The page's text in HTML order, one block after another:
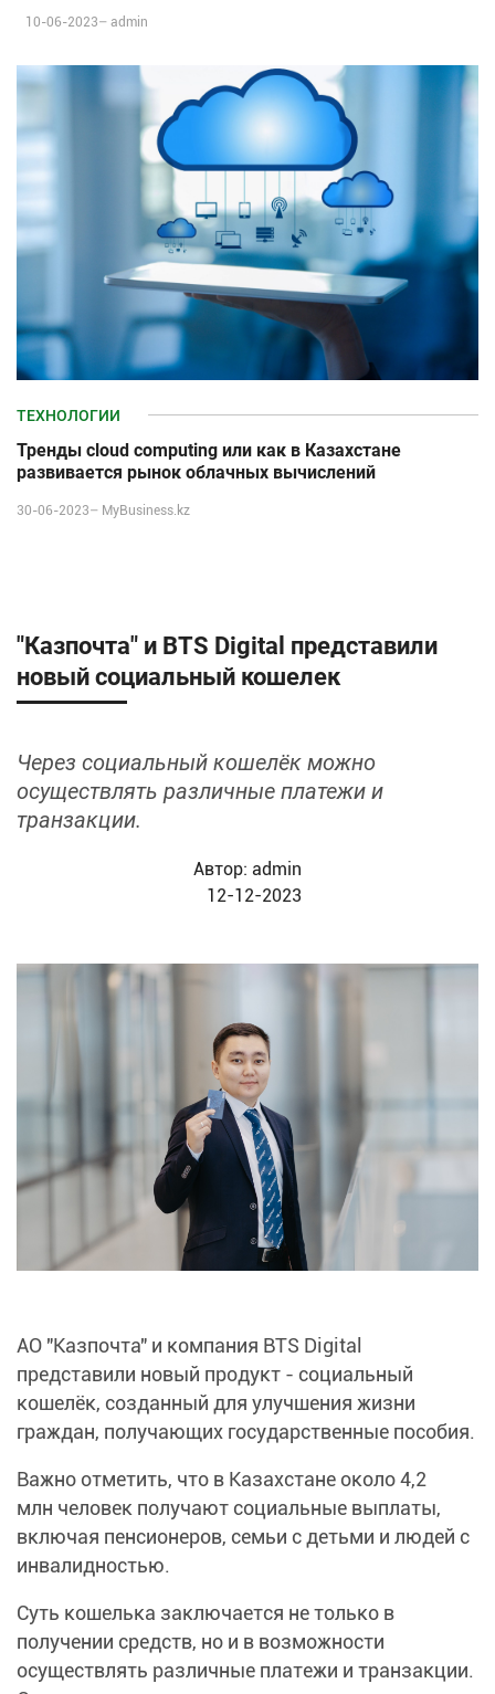
10-06-2023–admin
ТЕХНОЛОГИИ
Тренды cloud computing или как в Казахстане
развивается рынок облачных вычислений
30-06-2023– MyBusiness.kz
"Казпочта" и BTS Digital представили
новый cоциальный кошелек
Через социальный кошелёк можно
осуществлять различные платежи и
транзакции.
Автор: admin
12-12-2023
АО "Казпочта" и компания BTS Digital
представили новый продукт - социальный
кошелёк, созданный для улучшения жизни
граждан, получающих государственные пособия.
Важно отметить, что в Казахстане около 4,2
млн человек получают социальные выплаты,
включая пенсионеров, семьи с детьми и людей с
инвалидностью.
Суть кошелька заключается не только в
получении средств, но и в возможности
осуществлять различные платежи и транзакции.